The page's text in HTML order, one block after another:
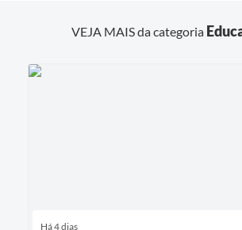
VEJA MAIS da categoria
Há 4 dias